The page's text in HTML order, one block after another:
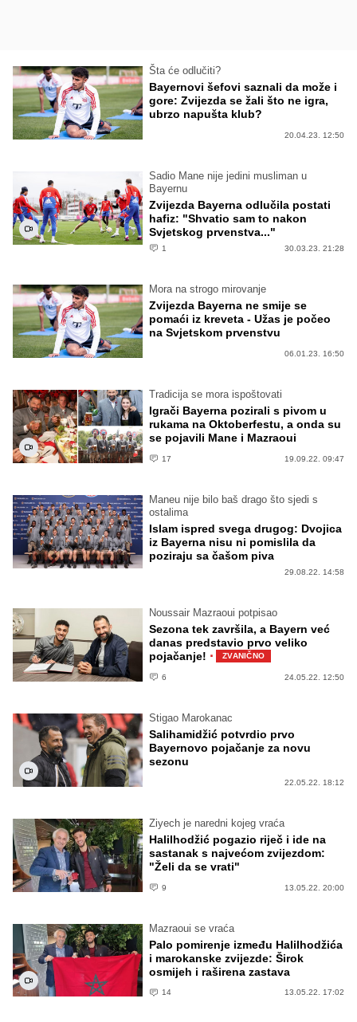
Šta će odlučiti?
Bayernovi šefovi saznali da može i
gore: Zvijezda se žali što ne igra,
ubrzo napušta klub?
20.04.23. 12:50
Sadio Mane nije jedini musliman u
Bayernu
Zvijezda Bayerna odlučila postati
hafiz: "Shvatio sam to nakon
Svjetskog prvenstva..."
1 30.03.23. 21:28
Mora na strogo mirovanje
Zvijezda Bayerna ne smije se
pomaći iz kreveta - Užas je počeo
na Svjetskom prvenstvu
06.01.23. 16:50
Tradicija se mora ispoštovati
Igrači Bayerna pozirali s pivom u
rukama na Oktoberfestu, a onda su
se pojavili Mane i Mazraoui
17 19.09.22. 09:47
Maneu nije bilo baš drago što sjedi s
ostalima
Islam ispred svega drugog: Dvojica
iz Bayerna nisu ni pomislila da
poziraju sa čašom piva
29.08.22. 14:58
Noussair Mazraoui potpisao
Sezona tek završila, a Bayern već
danas predstavio prvo veliko
pojačanje! · ZVANIČNO
6 24.05.22. 12:50
Stigao Marokanac
Salihamidžić potvrdio prvo
Bayernovo pojačanje za novu
sezonu
22.05.22. 18:12
Ziyech je naredni kojeg vraća
Halilhodžić pogazio riječ i ide na
sastanak s najvećom zvijezdom:
"Želi da se vrati"
9 13.05.22. 20:00
Mazraoui se vraća
Palo pomirenje između Halilhodžića
i marokanske zvijezde: Širok
osmijeh i raširena zastava
14 13.05.22. 17:02